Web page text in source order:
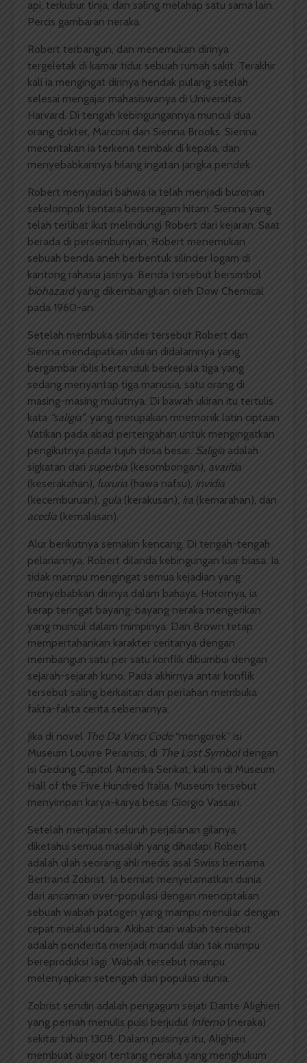
api, terkubur tinja, dan saling melahap satu sama lain.
Percis gambaran neraka.
Robert terbangun, dan menemukan dirinya
tergeletak di kamar tidur sebuah rumah sakit. Terakhir
kali ia mengingat dirinya hendak pulang setelah
selesai mengajar mahasiswanya di Universitas
Harvard. Di tengah kebingungannya muncul dua
orang dokter, Marconi dan Sienna Brooks. Sienna
meceritakan ia terkena tembak di kepala, dan
menyebabkannya hilang ingatan jangka pendek.
Robert menyadari bahwa ia telah menjadi buronan
sekelompok tentara berseragam hitam. Sienna yang
telah terlibat ikut melindungi Robert dari kejaran. Saat
berada di persembunyian, Robert menemukan
sebuah benda aneh berbentuk silinder logam di
kantong rahasia jasnya. Benda tersebut bersimbol
biohazardyang dikembangkan oleh Dow Chemical
pada 1960-an.
Setelah membuka silinder tersebut Robert dan
Sienna mendapatkan ukiran didalamnya yang
bergambar iblis bertanduk berkepala tiga yang
sedang menyantap tiga manusia, satu orang di
masing-masing mulutnya. Di bawah ukiran itu tertulis
kata “saligia”, yang merupakan mnemonik latin ciptaan
Vatikan pada abad pertengahan untuk mengingatkan
pengikutnya pada tujuh dosa besar. Saligia adalah
sigkatan dari superbia (kesombongan), avaritia
(keserakahan), luxuria (hawa nafsu), invidia
(kecemburuan), gula (kerakusan), ira (kemarahan), dan
acedia (kemalasan).
Alur berikutnya semakin kencang. Di tengah-tengah
pelariannya, Robert dilanda kebingungan luar biasa. Ia
tidak mampu mengingat semua kejadian yang
menyebabkan dirinya dalam bahaya. Horornya, ia
kerap teringat bayang-bayang neraka mengerikan
yang muncul dalam mimpinya. Dan Brown tetap
mempertahankan karakter ceritanya dengan
membangun satu per satu konflik dibumbui dengan
sejarah-sejarah kuno. Pada akhirnya antar konflik
tersebut saling berkaitan dan perlahan membuka
fakta-fakta cerita sebenarnya.
Jika di novel The Da Vinci Code “mengorek” isi
Museum Louvre Perancis, di The Lost Symbol dengan
isi Gedung Capitol Amerika Serikat, kali ini di Museum
Hall of the Five Hundred Italia. Museum tersebut
menyimpan karya-karya besar Giorgio Vassari.
Setelah menjalani seluruh perjalanan gilanya,
diketahui semua masalah yang dihadapi Robert
adalah ulah seorang ahli medis asal Swiss bernama
Bertrand Zobrist. Ia berniat menyelamatkan dunia
dari ancaman over-populasi dengan menciptakan
sebuah wabah patogen yang mampu menular dengan
cepat melalui udara. Akibat dari wabah tersebut
adalah penderita menjadi mandul dan tak mampu
bereproduksi lagi. Wabah tersebut mampu
melenyapkan setengah dari populasi dunia.
Zobrist sendiri adalah pengagum sejati Dante Alighieri
yang pernah menulis puisi berjudul Inferno (neraka)
sekitar tahun 1308. Dalam puisinya itu, Alighieri
membuat alegori tentang neraka yang menghukum